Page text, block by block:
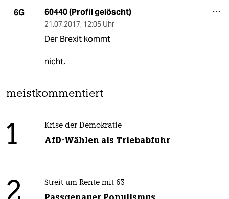
6G 60440 (Profil gelöscht)
21.07.2017, 12:05 Uhr
Der Brexit kommt
nicht.
meistkommentiert
1 Krise der Demokratie
AfD-Wählen als Triebabfuhr
Streit um Rente mit 63